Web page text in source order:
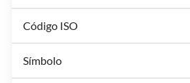
Código ISO
Símbolo